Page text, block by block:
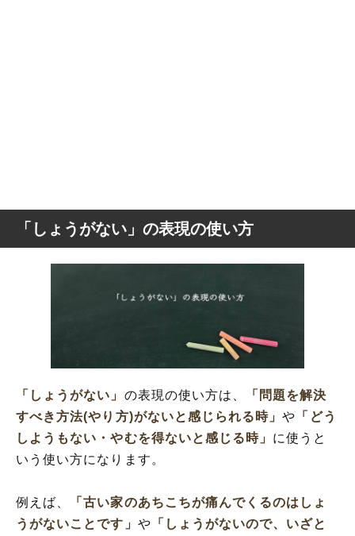
「しょうがない」の表現の使い方
「しょうがない」 の表現の使い方は、
「問題を解決
すべき方法(やり方)がないと感じられる時」や 「どう
しようもない・やむを得ないと感じる時」 に使うと
いう使い方になります。
例えば、
「古い家のあちこちが痛んでくるのはしょ
うがないことです」 や 「しょうがないので、いざと